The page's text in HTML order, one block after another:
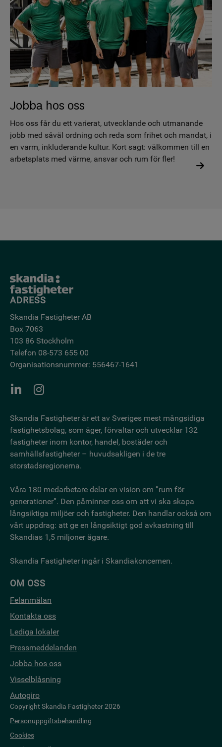
Jobba hos oss
Hos oss får du ett varierat, utvecklande och utmanande
jobb med såväl ordning och reda som frihet och mandat, i
en varm, inkluderande kultur. Kort sagt: välkommen till en
arbetsplats med värme, ansvar och rum för fler!
ADRESS
Skandia Fastigheter AB
Box 7063
103 86 Stockholm
Telefon 08-573 655 00
Organisationsnummer: 556467-1641
Skandia Fastigheter är ett av Sveriges mest mångsidiga
fastighetsbo­lag, som äger, förvaltar och utvecklar 132
fastigheter inom kontor, handel, bostäder och
samhällsfastigheter – huvudsakligen i de tre
storstadsregionerna.
Våra 180 medarbetare delar en vision om ”rum för
generationer”. Den påminner oss om att vi ska skapa
långsiktiga miljöer och fastigheter. Den handlar också om
vårt uppdrag: att ge en långsiktigt god avkastning till
Skandias 1,5 miljoner ägare.
Skandia Fastigheter ingår i Skandiakoncernen.
OM OSS
Felanmälan
Kontakta oss
Lediga lokaler
Pressmeddelanden
Jobba hos oss
Visselblåsning
Autogiro
Copyright Skandia Fastigheter 2026
Personuppgiftsbehandling
Cookies